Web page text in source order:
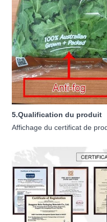
5.Qualification du produit
Affichage du certificat de